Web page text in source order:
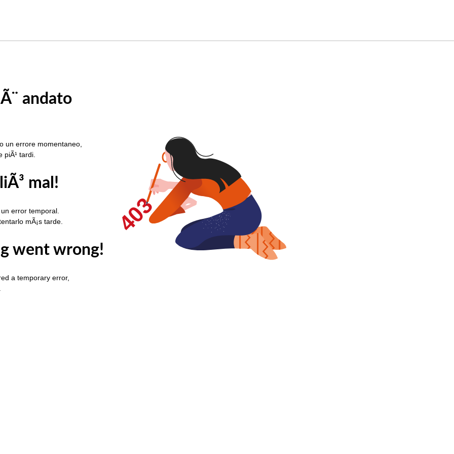
andato
un errore momentaneo,
piÃ¹ tardi.
mal!
error temporal.
mÃ¡s tarde.
went wrong!
a temporary error,
403